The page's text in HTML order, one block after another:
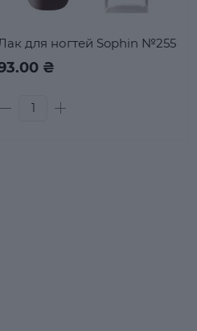
для ногтей Sophin №255
₴